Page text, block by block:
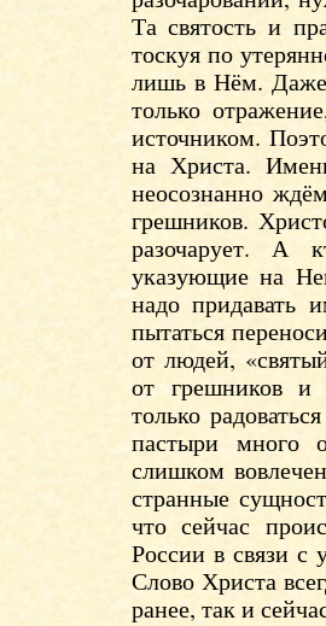
Та святость и
тоскуя по
лишь в Нём. Даже
только
источником.
на Христа.
неосознанно
грешников.
разочарует. А
указующие на
надо придавать
пытаться
от людей,
от грешников и
только
пастыри много
слишком
странные
что сейчас
России в связи с
Слово Христа
ранее, так и